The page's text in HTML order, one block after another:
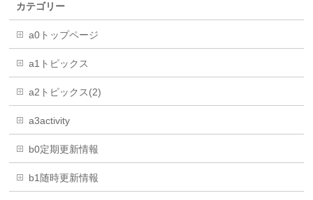
カテゴリー
a0トップページ
a1トピックス
a2トピックス(2)
a3activity
b0定期更新情報
b1随時更新情報